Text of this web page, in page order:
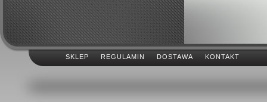
SKLEP REGULAMIN DOSTAWA KONTAKT